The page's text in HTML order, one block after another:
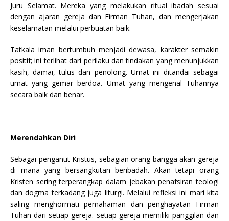
Juru Selamat. Mereka yang melakukan ritual ibadah sesuai
dengan ajaran gereja dan Firman Tuhan, dan mengerjakan
keselamatan melalui perbuatan baik.
Tatkala iman bertumbuh menjadi dewasa, karakter semakin
positif; ini terlihat dari perilaku dan tindakan yang menunjukkan
kasih, damai, tulus dan penolong. Umat ini ditandai sebagai
umat yang gemar berdoa. Umat yang mengenal Tuhannya
secara baik dan benar.
Merendahkan Diri
Sebagai penganut Kristus, sebagian orang bangga akan gereja
di mana yang bersangkutan beribadah. Akan tetapi orang
Kristen sering terperangkap dalam jebakan penafsiran teologi
dan dogma terkadang juga liturgi. Melalui refleksi ini mari kita
saling menghormati pemahaman dan penghayatan Firman
Tuhan dari setiap gereja. setiap gereja memiliki panggilan dan